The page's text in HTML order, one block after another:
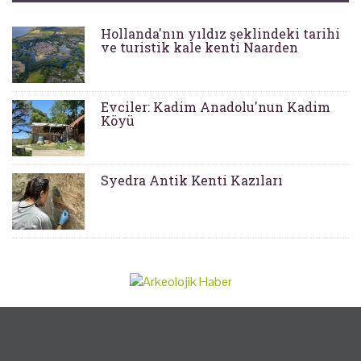
Hollanda'nın yıldız şeklindeki tarihi
ve turistik kale kenti Naarden
Evciler: Kadim Anadolu'nun Kadim
Köyü
Syedra Antik Kenti Kazıları